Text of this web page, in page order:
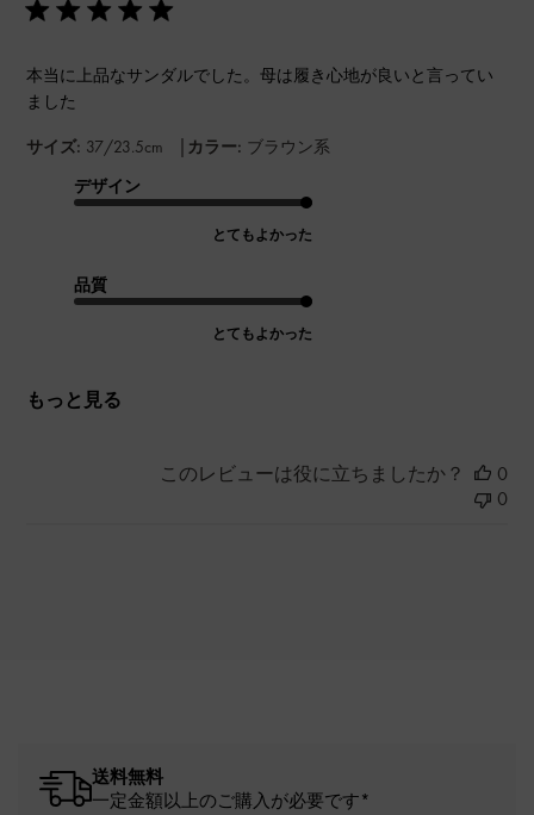
本当に上品なサンダルでした。母は履き心地が良いと言ってい
ました
サイズ: 37/23.5cm | カラー: ブラウン系
デザイン
とてもよかった
品質
とてもよかった
もっと見る
このレビューは役に立ちましたか？
0
0
送料無料
一定金額以上のご購入が必要です*